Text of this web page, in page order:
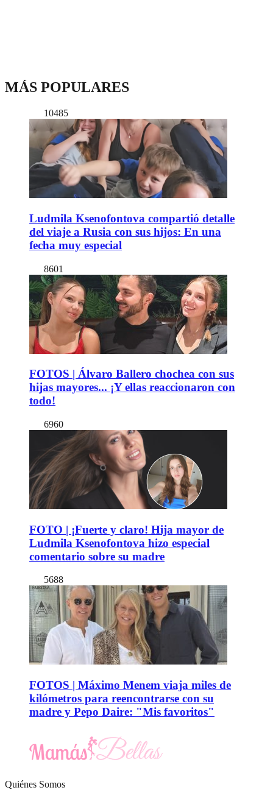
MÁS POPULARES
10485
Ludmila Ksenofontova compartió detalle
del viaje a Rusia con sus hijos: En una
fecha muy especial
8601
FOTOS | Álvaro Ballero chochea con sus
hijas mayores... ¡Y ellas reaccionaron con
todo!
6960
FOTO | ¡Fuerte y claro! Hija mayor de
Ludmila Ksenofontova hizo especial
comentario sobre su madre
5688
FOTOS | Máximo Menem viaja miles de
kilómetros para reencontrarse con su
madre y Pepo Daire: "Mis favoritos"
Quiénes Somos